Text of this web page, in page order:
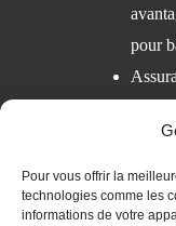
Pour vous offrir la
technologies comme les
informations de votre
pour